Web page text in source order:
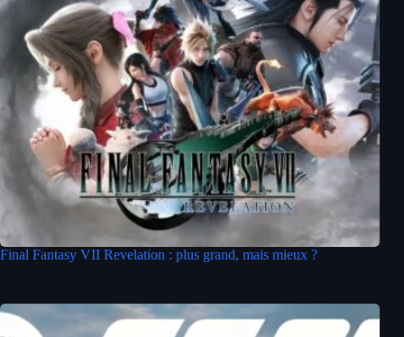
Final Fantasy VII Revelation : plus grand, mais mieux ?